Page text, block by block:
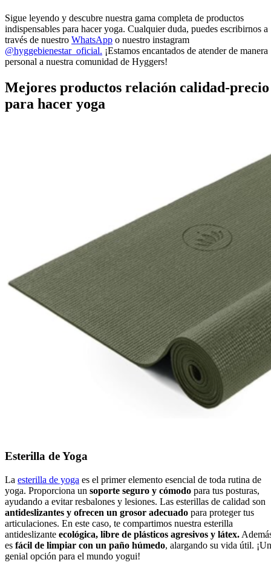
Sigue leyendo y descubre nuestra gama completa de productos
indispensables para hacer yoga. Cualquier duda, puedes escribirnos a
través de nuestro WhatsApp o nuestro instagram
@hyggebienestar_oficial. ¡Estamos encantados de atender de manera
personal a nuestra comunidad de Hyggers!
Mejores productos relación calidad-precio
para hacer yoga
Esterilla de Yoga
La esterilla de yoga es el primer elemento esencial de toda rutina de
yoga. Proporciona un soporte seguro y cómodo para tus posturas,
ayudando a evitar resbalones y lesiones. Las esterillas de calidad son
antideslizantes y ofrecen un grosor adecuado para proteger tus
articulaciones. En este caso, te compartimos nuestra esterilla
antideslizante ecológica, libre de plásticos agresivos y látex.
es fácil de limpiar con un paño húmedo, alargando su vida útil.
genial opción para el mundo yogui!